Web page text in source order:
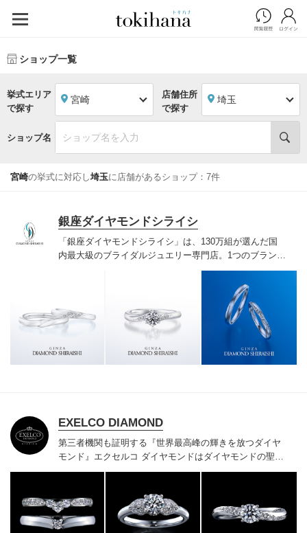
ショップ一覧
挙式エリア
で探す
宮崎
店舗住所
で探す
埼玉
ショップ名
宮崎の挙式に対応し埼玉に店舗があるショップ：7件
銀座ダイヤモンドシライシ
「銀座ダイヤモンドシライシ」は、130万組が選んだ国
内最大級のブライダルジュエリー専門店。1つのブランド
では国内最大級の700種類以上の豊富なデザインを取り
揃え、ふたりの「似合う」と「好き」を同時に叶えた満
足の選択ができる指輪をご提案しています。多くのお客
様にご満足いただけている、一生身に着けるための指輪
のクオリティや購入後のアフターサービスをぜひ一度店
頭でお確かめください。
EXELCO DIAMOND
第三者機関も証明する『世界最高峰の輝きを放つダイヤ
モンド』 エクセルコ ダイヤモンドはダイヤモンドの聖地
ベルギー発祥で200年以上の歴史がある真のカッターズ
門店としてリングのデザインや品質にもこだわっていま
す。おふたりに本物の輝きを一生身に着けていただきた
い想いで「ヴァージン・ダイヤモンド」「ハードプラチ